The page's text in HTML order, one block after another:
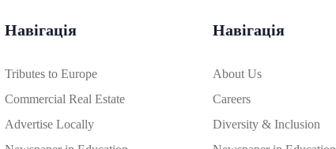
Навігація
Tributes to Europe
Commercial Real Estate
Advertise Locally
Навігація
About Us
Careers
Diversity & Inclusion